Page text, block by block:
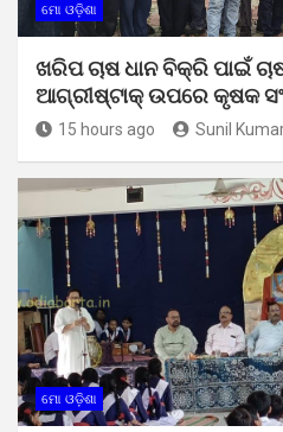
ମୋ ଓଡ଼ିଶା
ଖରିପ ଚାଷ ଧାନ ବିକ୍ରି ପାଇଁ
ଆଗ୍ରୀଷ୍ଟାକ୍ ଉପରେ କୃଷକ
15 hours ago Sunil
ମୋ ଓଡ଼ିଶା